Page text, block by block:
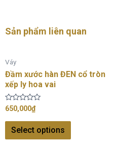
Sản phẩm liên quan
Váy
Đầm xước hàn ĐEN cổ tròn
xếp ly hoa vai
Rated
out
650,000₫
Select options